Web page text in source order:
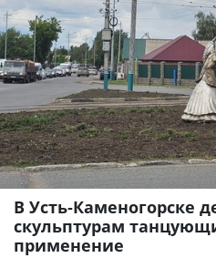
В Усть-Каменогорске
скульптурам
применение